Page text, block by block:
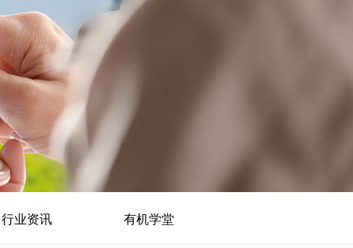
行业资讯 有机学堂